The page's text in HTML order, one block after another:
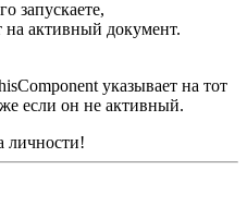
запускаете,
на активный документ.
указывает на тот
если он не активный.
личности!